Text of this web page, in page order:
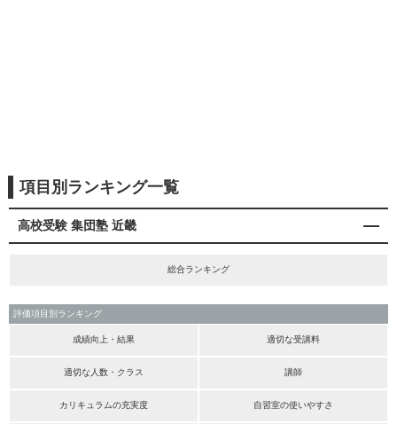
項目別ランキング一覧
高校受験 集団塾 近畿
総合ランキング
評価項目別ランキング
成績向上・結果 適切な受講料
適切な人数・クラス 講師
カリキュラムの充実度 自習室の使いやすさ